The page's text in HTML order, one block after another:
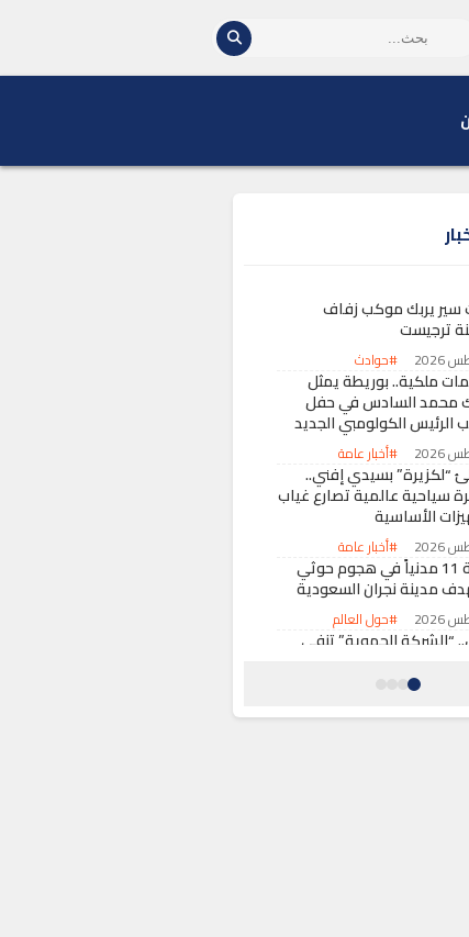
سير يربك موكب زفاف
ترجيست
#حوادث
ملكية.. بوريطة يمثل
محمد السادس في حفل
الرئيس الكولومبي الجديد
#أخبار عامة
“لكزيرة” بسيدي إفني..
سياحية عالمية تصارع غياب
الأساسية
#أخبار عامة
إصابة 11 مدنياً في هجوم حوثي
مدينة نجران السعودية
#حول العالم
“الشركة الجهوية” تنفي
وتوصف الادعاءات